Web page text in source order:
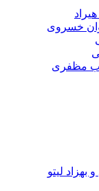
خسروی
مظفری
لیتو